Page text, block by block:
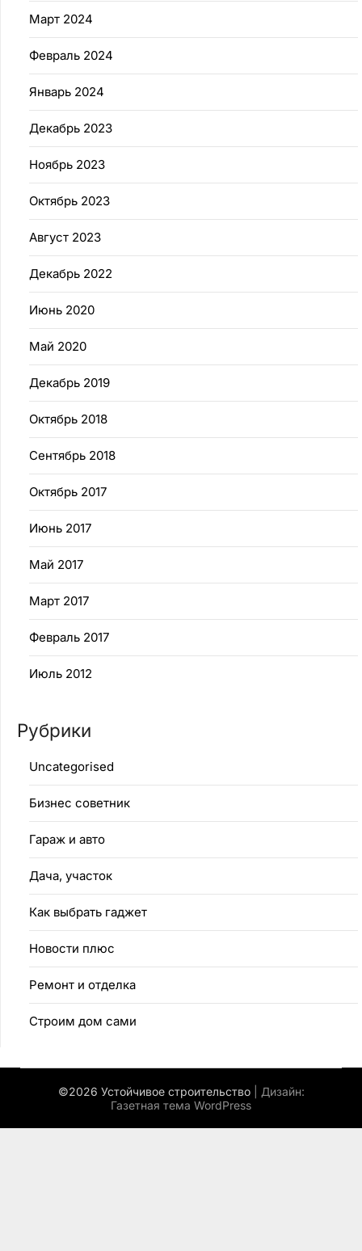
Март 2024
Февраль 2024
Январь 2024
Декабрь 2023
Ноябрь 2023
Октябрь 2023
Август 2023
Декабрь 2022
Июнь 2020
Май 2020
Декабрь 2019
Октябрь 2018
Сентябрь 2018
Октябрь 2017
Июнь 2017
Май 2017
Март 2017
Февраль 2017
Июль 2012
Рубрики
Uncategorised
Бизнес советник
Гараж и авто
Дача, участок
Как выбрать гаджет
Новости плюс
Ремонт и отделка
Строим дом сами
©2026 Устойчивое строительство
| Дизайн:
Газетная тема WordPress